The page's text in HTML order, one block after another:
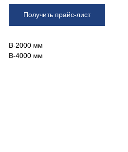
Получить прайс-лист
В-2000 мм
В-4000 мм